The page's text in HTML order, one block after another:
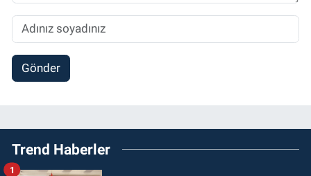
Gönder
Trend Haberler
1